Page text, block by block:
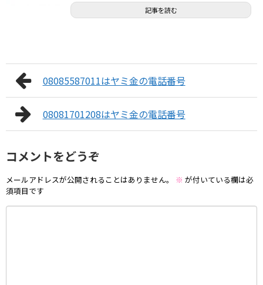
記事を読む
08085587011はヤミ金の電話番号
08081701208はヤミ金の電話番号
コメントをどうぞ
メールアドレスが公開されることはありません。 ※ が付いている欄は必
須項目です